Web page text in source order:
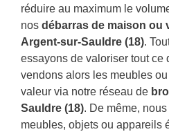
réduire au maximum le
nos débarras de maison ou
Argent-sur-Sauldre (18).
essayons de valoriser tout ce
vendons alors les meubles
valeur via notre réseau de
Sauldre (18). De même,
meubles, objets ou appareils